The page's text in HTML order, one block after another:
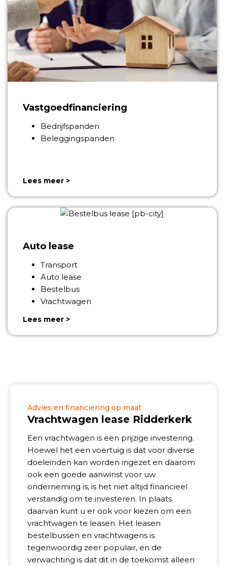
Vastgoedfinanciering
Bedrijfspanden
Beleggingspanden
Lees meer >
Auto lease
Transport
Auto lease
Bestelbus
Vrachtwagen
Lees meer >
Advies en financiering op maat
Vrachtwagen lease Ridderkerk
Een vrachtwagen is een prijzige investering.
Hoewel het een voertuig is dat voor diverse
doeleinden kan worden ingezet en daarom
ook een goede aanwinst voor uw
onderneming is, is het niet altijd financieel
verstandig om te investeren. In plaats
daarvan kunt u er ook voor kiezen om een
vrachtwagen te leasen. Het leasen
bestelbussen en vrachtwagens is
tegenwoordig zeer populair, en de
verwachting is dat dit in de toekomst alleen